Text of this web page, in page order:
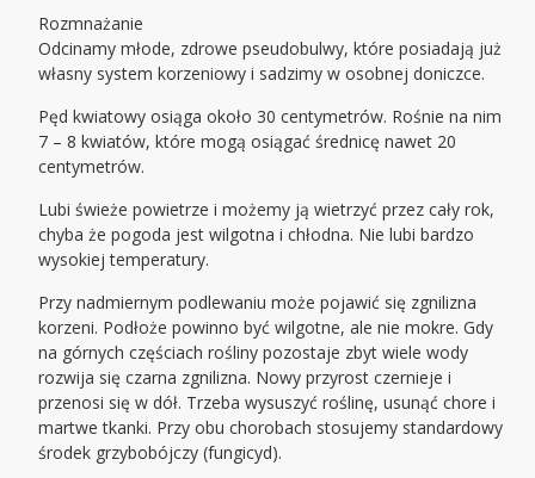
Rozmnażanie
Odcinamy młode, zdrowe pseudobulwy, które posiadają już
własny system korzeniowy i sadzimy w osobnej doniczce.
Pęd kwiatowy osiąga około 30 centymetrów. Rośnie na nim
7 – 8 kwiatów, które mogą osiągać średnicę nawet 20
centymetrów.
Lubi świeże powietrze i możemy ją wietrzyć przez cały rok,
chyba że pogoda jest wilgotna i chłodna. Nie lubi bardzo
wysokiej temperatury.
Przy nadmiernym podlewaniu może pojawić się zgnilizna
korzeni. Podłoże powinno być wilgotne, ale nie mokre. Gdy
na górnych częściach rośliny pozostaje zbyt wiele wody
rozwija się czarna zgnilizna. Nowy przyrost czernieje i
przenosi się w dół. Trzeba wysuszyć roślinę, usunąć chore i
martwe tkanki. Przy obu chorobach stosujemy standardowy
środek grzybobójczy (fungicyd).